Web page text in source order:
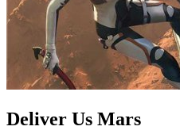
Deliver Us Mars